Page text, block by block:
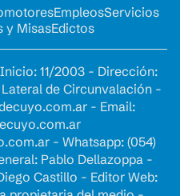
EmpleosServicios
y MisasEdictos
11/2003 - Dirección:
Lateral de Circunvalación -
- Email:
- Whatsapp: (054)
Pablo Dellazoppa -
Castillo - Editor Web: